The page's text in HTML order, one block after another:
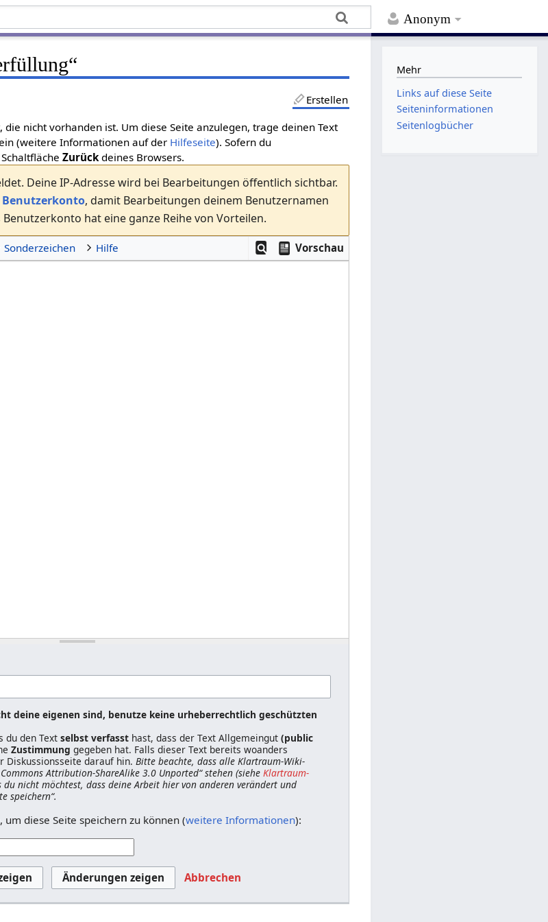
Anonym
“
Erstellen
nicht vorhanden ist. Um diese Seite anzulegen, trage deinen Text
(weitere Informationen auf der Hilfeseite). Sofern du
Zurück deines Browsers.
Deine IP-Adresse wird bei Bearbeitungen öffentlich sichtbar.
, damit Bearbeitungen deinem Benutzernamen
hat eine ganze Reihe von Vorteilen.
Vorschau
Sonderzeichen Hilfe
deine eigenen sind, benutze keine urheberrechtlich geschützten
du den Text selbst verfassthast, dass der Text Allgemeingut (public
Zustimmung gegeben hat. Falls dieser Text bereits woanders
darauf hin. Bitte beachte, dass alle Klartraum-Wiki-
Attribution-ShareAlike 3.0 Unported“ stehen (siehe Klartraum-
nicht möchtest, dass deine Arbeit hier von anderen verändert und
speichern“.
diese Seite speichern zu können (weitere Informationen):
Abbrechen
Mehr
Links auf diese Seite
Seiten­­informationen
Seitenlogbücher